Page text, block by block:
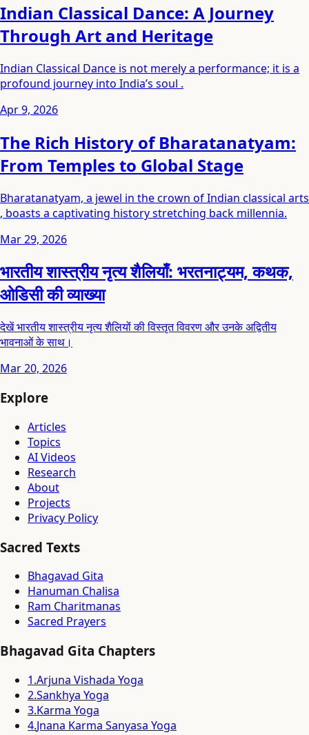
Indian Classical Dance: A Journey
Through Art and Heritage
Indian Classical Dance is not merely a performance; it is a
profound journey into India’s soul .
Apr 9, 2026
The Rich History of Bharatanatyam:
From Temples to Global Stage
Bharatanatyam, a jewel in the crown of Indian classical arts
, boasts a captivating history stretching back millennia.
Mar 29, 2026
भारतीय शास्त्रीय नृत्य शैलियाँ: भरतनाट्यम, कथक,
ओडिसी की व्याख्या
देखें भारतीय शास्त्रीय नृत्य शैलियों की विस्तृत विवरण और उनके अद्वितीय
भावनाओं के साथ।
Mar 20, 2026
Explore
Articles
Topics
AI Videos
Research
About
Projects
Privacy Policy
Sacred Texts
Bhagavad Gita
Hanuman Chalisa
Ram Charitmanas
Sacred Prayers
Bhagavad Gita Chapters
1.Arjuna Vishada Yoga
2.Sankhya Yoga
3.Karma Yoga
4.Jnana Karma Sanyasa Yoga